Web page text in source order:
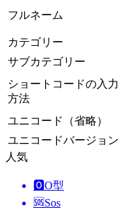
フルネーム
カテゴリー
サブカテゴリー
ショートコードの入力
方法
ユニコード（省略）
ユニコードバージョン
人気
🅾️O型
🆘Sos